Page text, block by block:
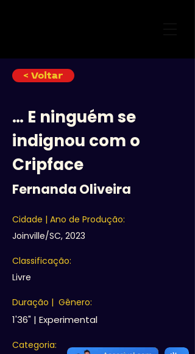
< Voltar
… E ninguém se
indignou com o
Cripface
Fernanda Oliveira
Cidade | Ano de Produção:
Joinville/SC, 2023
Classificação:
Livre
Duração | Gênero:
1'36" | Experimental
Categoria: